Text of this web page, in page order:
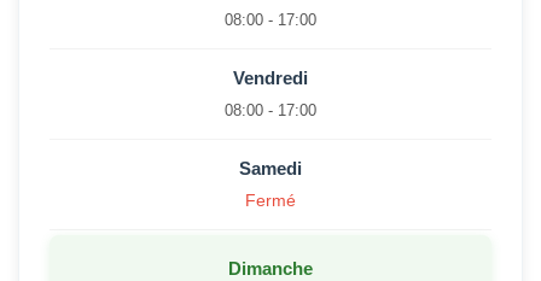
08:00 - 17:00
Vendredi
08:00 - 17:00
Samedi
Fermé
Dimanche